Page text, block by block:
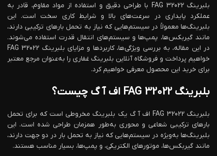
بلبرینگ FAG 32022 با طراحی دقیق و استفاده از مواد مقاوم، قادر به
عملکرد پایداری در سرعت‌های بالا و شرایط کاری سخت است. این
بلبرینگ‌ها معمولاً در سیستم‌هایی که نیاز به تحمل بارهای ترکیبی دارند،
مانند گیربکس‌ها، پمپ‌ها و سیستم‌های انتقال قدرت استفاده می‌شوند.
در این مقاله، به بررسی ویژگی‌ها، کاربردها و مزایای بلبرینگ 32022 FAG
خواهیم پرداخت و فروشگاه آنلاین بلبرینگ غفاری را به‌عنوان مرجع معتبر
برای خرید این محصول معرفی خواهیم کرد.
بلبرینگ 32022 FAG اف آ گ چیست؟
بلبرینگ 32022 FAG اف آ گ یک بلبرینگ مخروطی است که برای تحمل
بارهای ترکیبی شعاعی و محوری به‌طور همزمان طراحی شده است. این
بلبرینگ‌ها به‌ویژه در سیستم‌هایی که نیاز به تحمل بار در دو جهت دارند،
مانند گیربکس‌ها، موتورهای الکتریکی، و پمپ‌ها، بسیار مناسب هستند.